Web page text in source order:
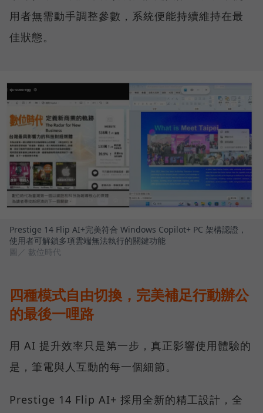
用者無需動手調整參數，系統便能持續維持在最
佳狀態。
Prestige 14 Flip AI+完美符合 Windows Copilot+ PC 架構認證，
使用者可解鎖多項雲端無法執行的關鍵功能
圖／ 數位時代
四種模式自由切換，完美補足行動辦公
的最後一哩路
用 AI 提升效率只是第一步，真正影響使用體驗的
是，筆電與人互動的每一個細節。
Prestige 14 Flip AI+ 採用全新的精工設計，全